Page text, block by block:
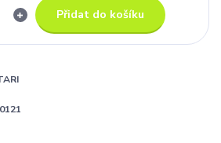
Přidat do košíku